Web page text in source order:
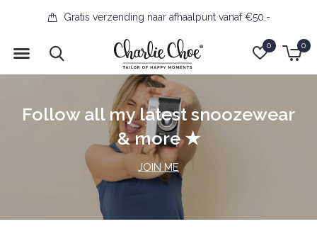
0 0
Gratis verzending naar afhaalpunt vanaf €50,-
Follow all my latest snoozewear
& more ★
JOIN ME